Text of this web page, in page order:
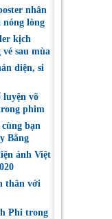
nhân
lòng
kịch
sau mùa
diện, si
luyện võ
phim
bạn
Bằng
ảnh Việt
thân với
Phi trong